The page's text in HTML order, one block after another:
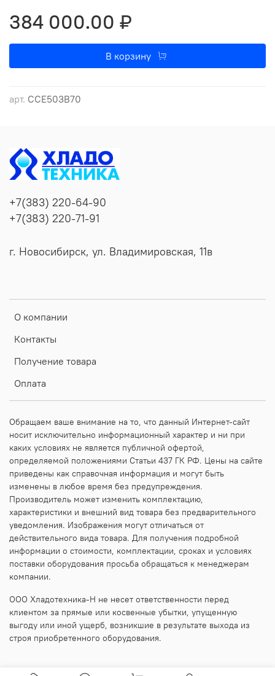
арт. CCE503B70
384 000.00 ₽
В корзину
О компании
Контакты
Получение товара
Оплата
+7(383) 220-64-90
+7(383) 220-71-91
г. Новосибирск, ул. Владимировская, 11в
Обращаем ваше внимание на то, что данный Интернет-сайт
носит исключительно информационный характер и ни при
каких условиях не является публичной офертой,
определяемой положениями Статьи 437 ГК РФ. Цены на сайте
приведены как справочная информация и могут быть
изменены в любое время без предупреждения.
Производитель может изменить комплектацию,
характеристики и внешний вид товара без предварительного
уведомления. Изображения могут отличаться от
действительного вида товара. Для получения подробной
информации о стоимости, комплектации, сроках и условиях
поставки оборудования просьба обращаться к менеджерам
компании.
ООО Хладотехника-Н не несет ответственности перед
клиентом за прямые или косвенные убытки, упущенную
выгоду или иной ущерб, возникшие в результате выхода из
строя приобретенного оборудования.